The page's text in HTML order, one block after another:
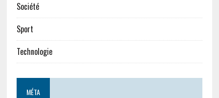
Société
Sport
Technologie
MÉTA